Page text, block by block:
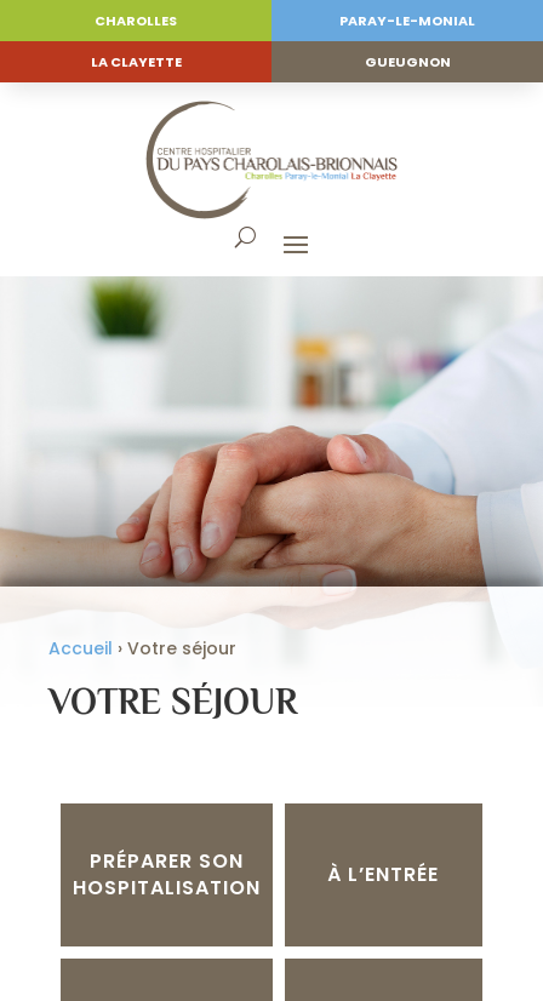
CHAROLLES PARAY-LE-MONIAL
LA CLAYETTE GUEUGNON
Accueil › Votre séjour
VOTRE SÉJOUR
PRÉPARER SON
HOSPITALISATION
À L’ENTRÉE